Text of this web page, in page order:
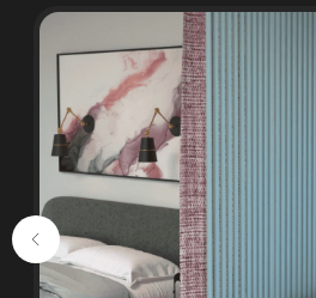
+375 (29) 652 34 03
ООО «ТермоАльянс», РБ, 220062, г.
Минск пр-т Победителей 131, оф.68 УНП
692071529, р/с BY38 ALFA 3012 2327
5000 2027 0000, в ЗАО «Альфа-Банк»,
код ALFABY2X, 220013 г. Минск, ул.
Сурганова, 43-47